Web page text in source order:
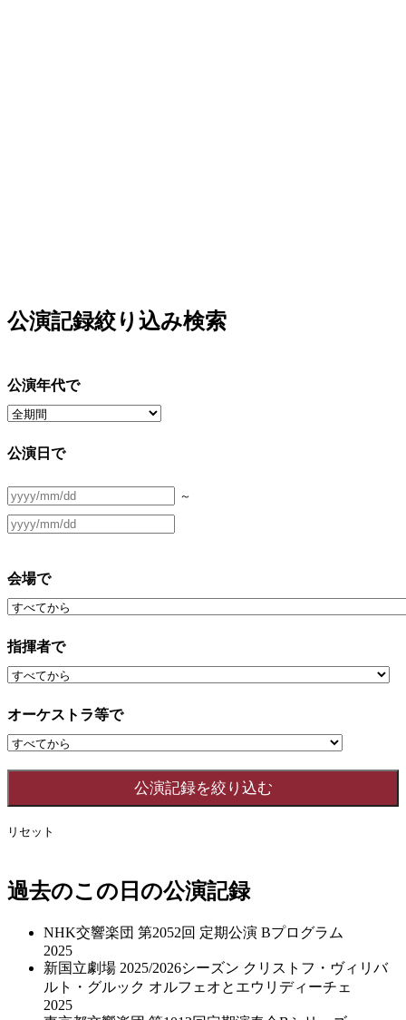
公演記録絞り込み検索
公演年代で
公演日で
～
会場で
指揮者で
オーケストラ等で
リセット
過去のこの日の公演記録
NHK交響楽団 第2052回 定期公演 Bプログラム
2025
新国立劇場 2025/2026シーズン クリストフ・ヴィリバ
ルト・グルック オルフェオとエウリディーチェ
2025